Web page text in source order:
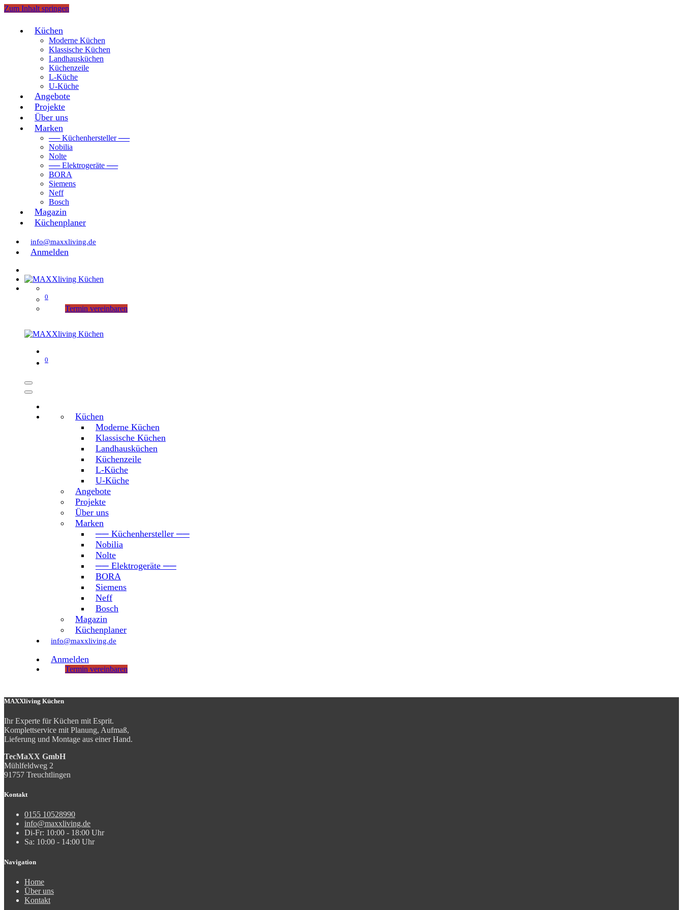
Zum Inhalt springen
Küchen
Moderne Küchen
Klassische Küchen
Landhausküchen
Küchenzeile
L-Küche
U-Küche
Angebote
Projekte
Über uns
Marken
── Küchenhersteller ──
Nobilia
Nolte
── Elektrogeräte ──
BORA
Siemens
Neff
Bosch
Magazin
Küchenplaner
info@maxxliving.de
Anmelden
0
Termin vereinbaren
0
Küchen
Moderne Küchen
Klassische Küchen
Landhausküchen
Küchenzeile
L-Küche
U-Küche
Angebote
Projekte
Über uns
Marken
── Küchenhersteller ──
Nobilia
Nolte
── Elektrogeräte ──
BORA
Siemens
Neff
Bosch
Magazin
Küchenplaner
info@maxxliving.de
Anmelden
Termin vereinbaren
MAXXliving Küchen
Ihr Experte für Küchen mit Esprit.
Komplettservice mit Planung, Aufmaß,
Lieferung und Montage aus einer Hand.
TecMaXX GmbH
Mühlfeldweg 2
91757 Treuchtlingen
Kontakt
0155 10528990
info@maxxliving.de
Di-Fr: 10:00 - 18:00 Uhr
Sa: 10:00 - 14:00 Uhr
Navigation
Home
Über uns
Kontakt